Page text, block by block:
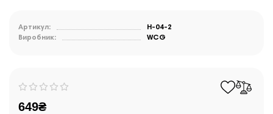
Артикул:
H-04-2
Виробник:
WCG
649₴